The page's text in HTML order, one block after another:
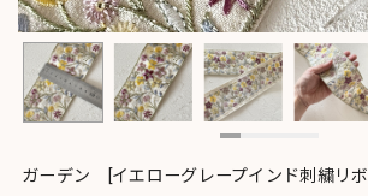
ガーデン [イエローグレープインド刺繍リ